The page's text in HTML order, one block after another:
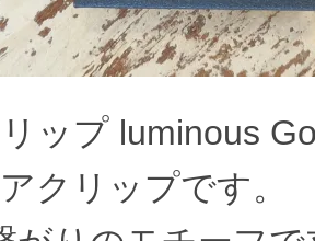
ップ luminous
クリップです。